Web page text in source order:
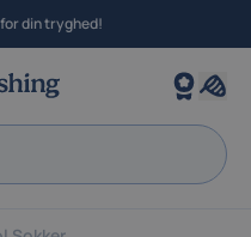
din tryghed!